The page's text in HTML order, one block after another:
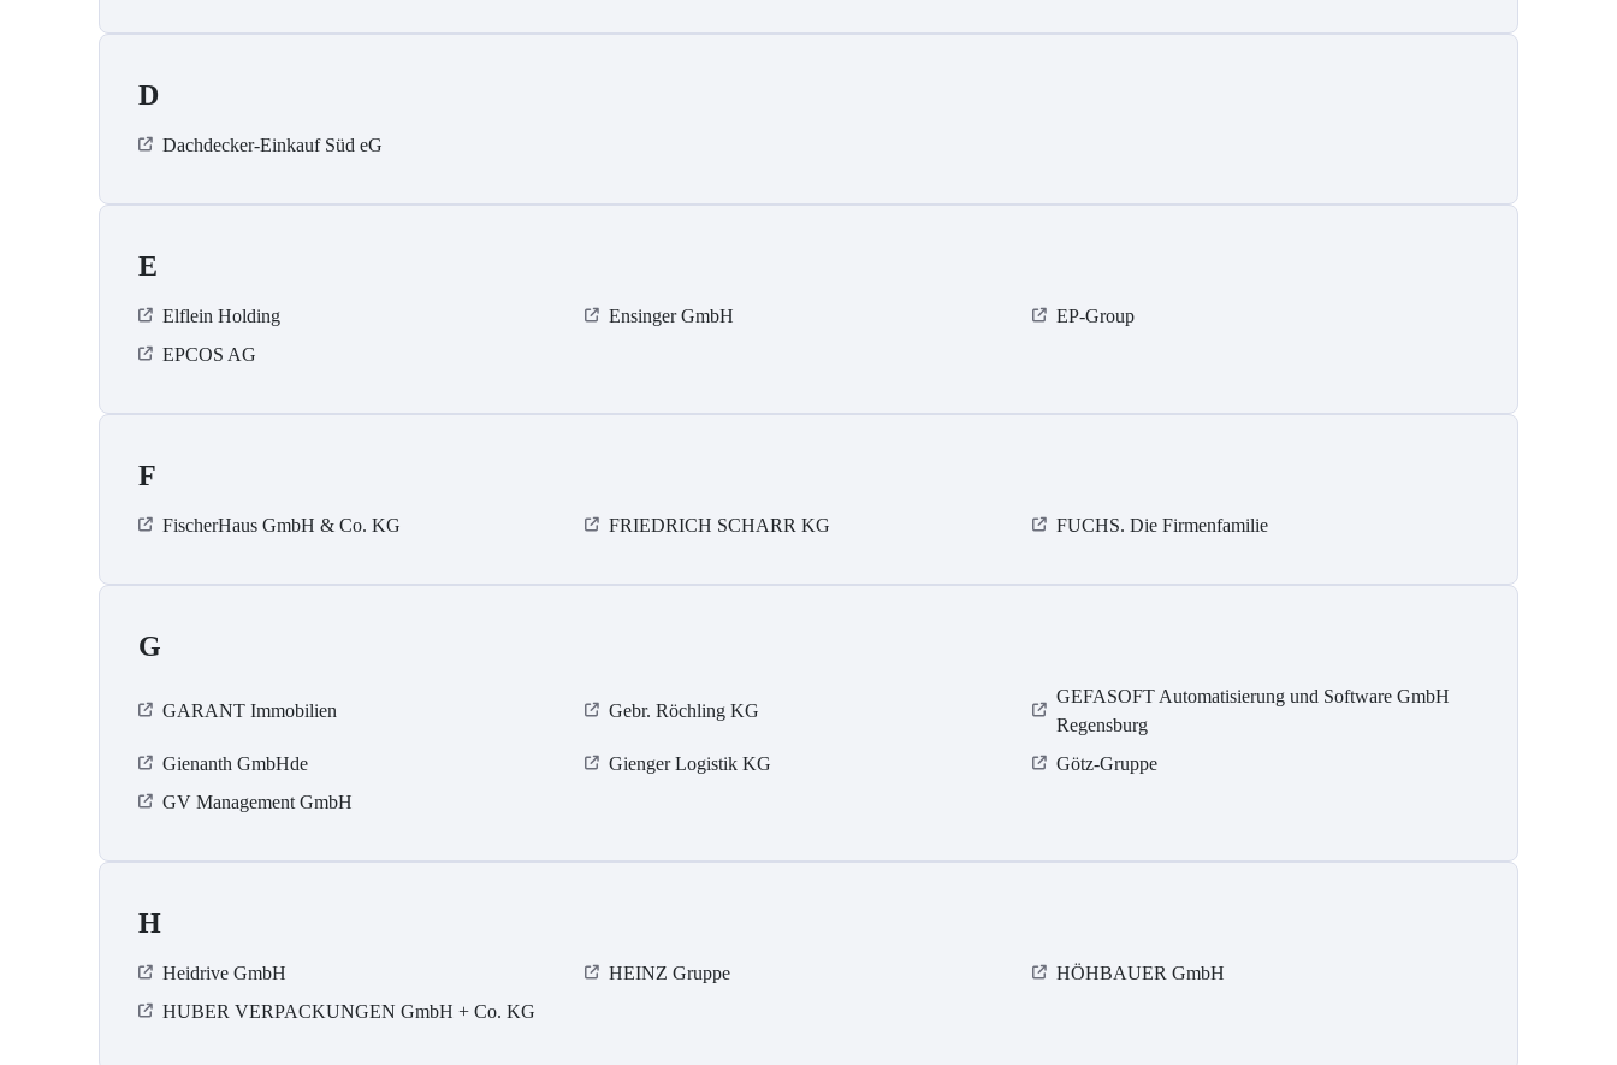
D
Dachdecker-Einkauf Süd eG
E
Elflein Holding Ensinger GmbH
EP-Group
EPCOS AG
F
FischerHaus GmbH & Co. KG FRIEDRICH SCHARR KG FUCHS. Die Firmenfamilie
G
GARANT Immobilien Gebr. Röchling KG
GEFASOFT Automatisierung und Software GmbH
Regensburg
Gienanth GmbHde
Gienger Logistik KG
Götz-Gruppe
GV Management GmbH
H
Heidrive GmbH HEINZ Gruppe
HÖHBAUER GmbH
HUBER VERPACKUNGEN GmbH + Co. KG